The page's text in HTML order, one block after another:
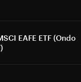
EAFE ETF (Ondo